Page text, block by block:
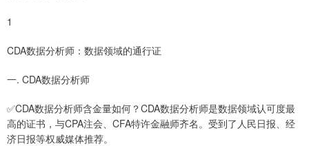
1
CDA数据分析师：数据领域的通行证
一. CDA数据分析师
✅CDA数据分析师含金量如何？CDA数据分析师是数据领域认可度最
高的证书，与CPA注会、CFA特许金融师齐名。受到了人民日报、经
济日报等权威媒体推荐。